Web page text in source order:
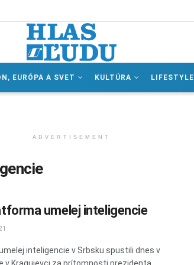
EURÓPA A SVET KULTÚRA LIFESTYLE
ADVERTISEMENT
umelej inteligencie
inteligencie v Srbsku spustili dnes v